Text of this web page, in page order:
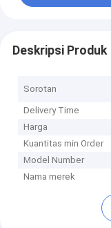
Deskripsi Produk
Sorotan
Delivery Time
Harga
Kuantitas min Order
Model Number
Nama merek